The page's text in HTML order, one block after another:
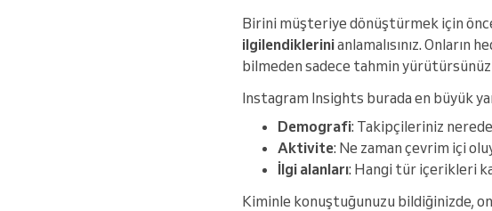
Birini müşteriye dönüştürmek için
ilgilendiklerinianlamalısınız.
bilmeden sadece tahmin
Instagram Insights burada en büyük
Demografi: Takipçileriniz
Aktivite: Ne zaman çevrim içi
İlgi alanları: Hangi tür içerikleri
Kiminle konuştuğunuzu bildiğinizde,